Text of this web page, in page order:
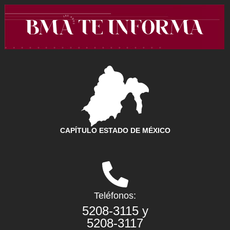
al
contenido
CAPÍTULO ESTADO DE MÉXICO
Teléfonos:
5208-3115 y
5208-3117